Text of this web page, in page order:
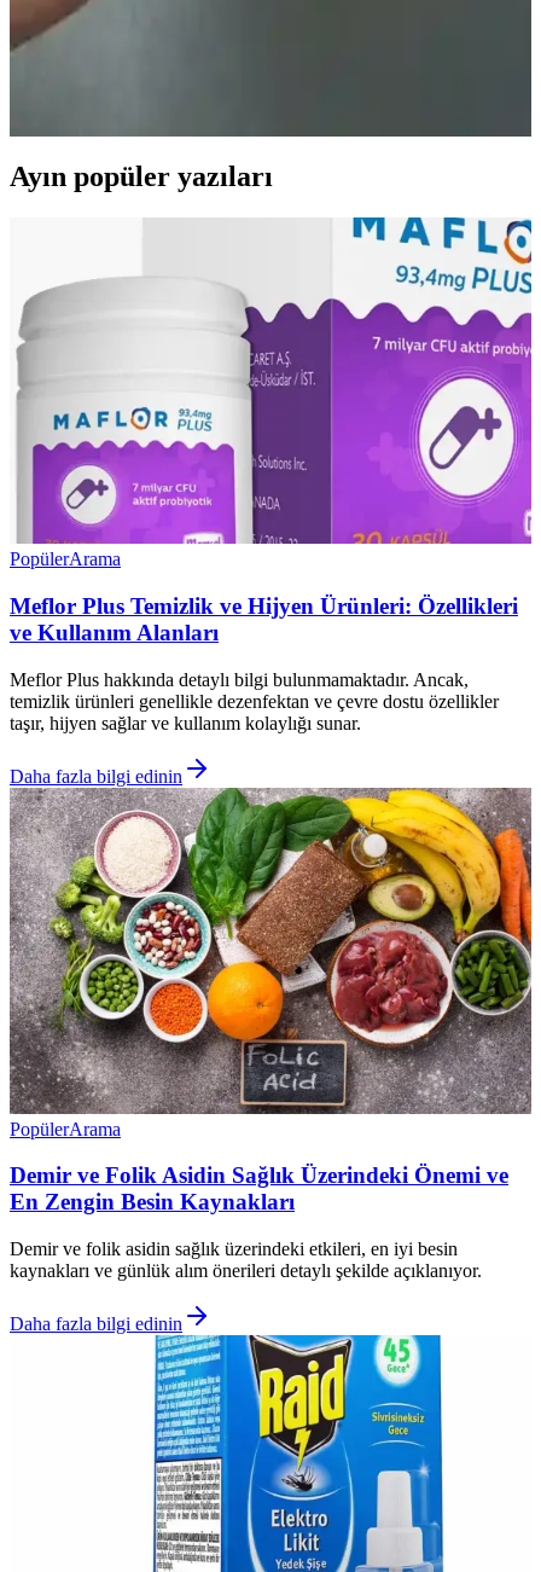
Okuryazarlık ve Tasarruf Alışkanlığı Geliştirme
Ayın popüler yazıları
PopülerArama
Meflor Plus Temizlik ve Hijyen Ürünleri: Özellikleri
ve Kullanım Alanları
Meflor Plus hakkında detaylı bilgi bulunmamaktadır. Ancak,
temizlik ürünleri genellikle dezenfektan ve çevre dostu özellikler
taşır, hijyen sağlar ve kullanım kolaylığı sunar.
Daha fazla bilgi edinin
PopülerArama
Demir ve Folik Asidin Sağlık Üzerindeki Önemi ve
En Zengin Besin Kaynakları
Demir ve folik asidin sağlık üzerindeki etkileri, en iyi besin
kaynakları ve günlük alım önerileri detaylı şekilde açıklanıyor.
Daha fazla bilgi edinin